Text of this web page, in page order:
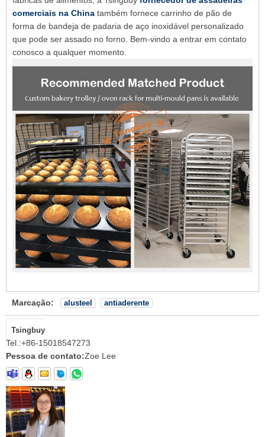
comerciais na China também fornece carrinho de pão de
forma de bandeja de padaria de aço inoxidável personalizado
que pode ser assado no forno. Bem-vindo a entrar em contato
conosco a qualquer momento.
Marcação: alusteel antiaderente
Tsingbuy
Tel.:+86-15018547273
Pessoa de contato:Zoe Lee